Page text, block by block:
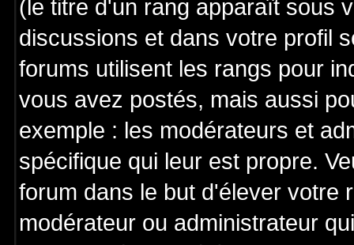
(le titre d'un rang apparaît sous
discussions et dans votre profil
forums utilisent les rangs pour
vous avez postés, mais aussi
exemple : les modérateurs et
spécifique qui leur est propre.
forum dans le but d'élever votre
modérateur ou administrateur